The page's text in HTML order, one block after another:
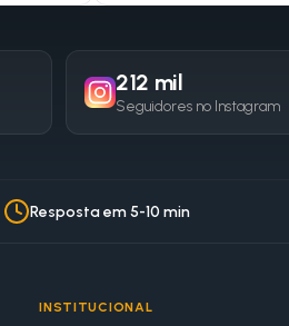
212 mil
Seguidores no Instagram
Resposta em 5-10 min
INSTITUCIONAL